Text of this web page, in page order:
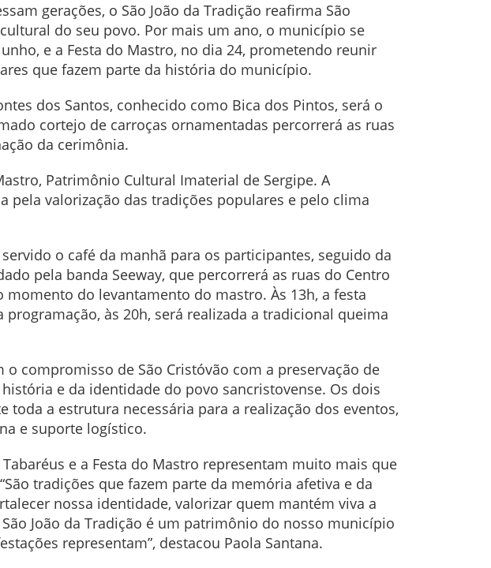
gerações, o São João da Tradição reafirma São
do seu povo. Por mais um ano, o município se
e a Festa do Mastro, no dia 24, prometendo reunir
que fazem parte da história do município.
dos Santos, conhecido como Bica dos Pintos, será o
cortejo de carroças ornamentadas percorrerá as ruas
da cerimônia.
Patrimônio Cultural Imaterial de Sergipe. A
pela valorização das tradições populares e pelo clima
o café da manhã para os participantes, seguido da
pela banda Seeway, que percorrerá as ruas do Centro
do levantamento do mastro. Às 13h, a festa
às 20h, será realizada a tradicional queima
compromisso de São Cristóvão com a preservação de
e da identidade do povo sancristovense. Os dois
a estrutura necessária para a realização dos eventos,
e suporte logístico.
e a Festa do Mastro representam muito mais que
tradições que fazem parte da memória afetiva e da
nossa identidade, valorizar quem mantém viva a
João da Tradição é um patrimônio do nosso município
representam”, destacou Paola Santana.